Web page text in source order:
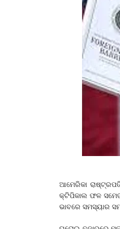
ଆମେରିକା
କ୍ଟିପିକାଲ ଫଳ
ଭାବରେ ସମସ୍ୟାର